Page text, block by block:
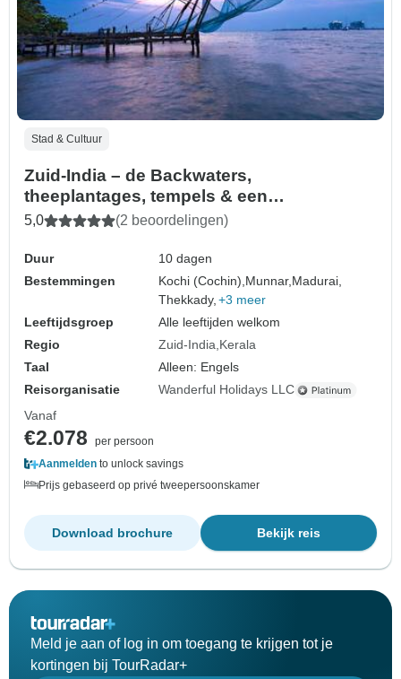
Stad & Cultuur
Zuid-India – de Backwaters,
theeplantages, tempels & een
strandverblijf – met privégids & chauffeur
5,0 (2 beoordelingen)
Duur
10 dagen
Bestemmingen
Kochi (Cochin), Munnar, Madurai,
Thekkady, +3 meer
Leeftijdsgroep
Alle leeftijden welkom
Regio
Zuid-India Kerala
Taal
Alleen: Engels
Reisorganisatie
Wanderful Holidays LLC
Vanaf
€2.078
per persoon
Aanmelden to unlock savings
Prijs gebaseerd op privé tweepersoonskamer
Bekijk reis
Download brochure
Meld je aan of log in om toegang te krijgen tot je
kortingen bij TourRadar+